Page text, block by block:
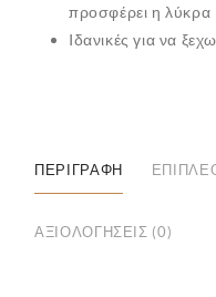
προσφέρει ηλύκρα
Iδανικές για να
ΠΕΡΙΓΡΑΦΉ
ΑΞΙΟΛΟΓΉΣΕΙΣ (0)